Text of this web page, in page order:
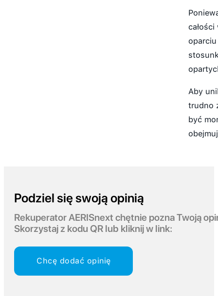
Aby
trudno
być
Podziel się swoją opinią
Rekuperator AERISnext chętnie pozna Twoją
Skorzystaj z kodu QR lub kliknij w link:
Chcę dodać opinię